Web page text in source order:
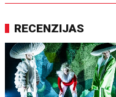
RECENZIJAS